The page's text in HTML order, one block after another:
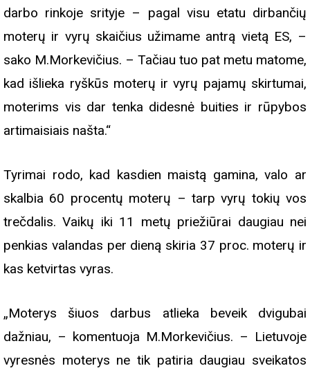
darbo rinkoje srityje – pagal visu etatu dirbančių
moterų ir vyrų skaičius užimame antrą vietą ES, –
sako M.Morkevičius. – Tačiau tuo pat metu matome,
kad išlieka ryškūs moterų ir vyrų pajamų skirtumai,
moterims vis dar tenka didesnė buities ir rūpybos
artimaisiais našta.“
Tyrimai rodo, kad kasdien maistą gamina, valo ar
skalbia 60 procentų moterų – tarp vyrų tokių vos
trečdalis. Vaikų iki 11 metų priežiūrai daugiau nei
penkias valandas per dieną skiria 37 proc. moterų ir
kas ketvirtas vyras.
„Moterys šiuos darbus atlieka beveik dvigubai
dažniau, – komentuoja M.Morkevičius. – Lietuvoje
vyresnės moterys ne tik patiria daugiau sveikatos